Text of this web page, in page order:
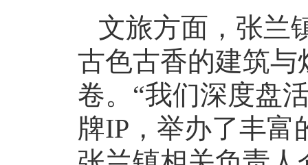
文旅方面，张兰
古色古香的建筑
卷。“我们深度盘
牌IP，举办了丰富